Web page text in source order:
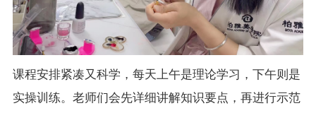
课程安排紧凑又科学，每天上午是理论学习，下午则是
实操训练。老师们会先详细讲解知识要点，再进行示范